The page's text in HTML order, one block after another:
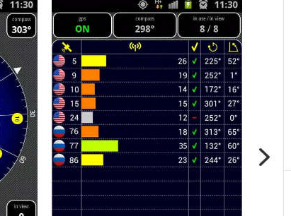
Next